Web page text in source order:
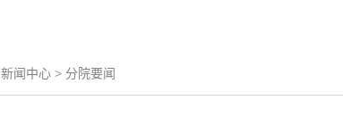
新闻中心 > 分院要闻